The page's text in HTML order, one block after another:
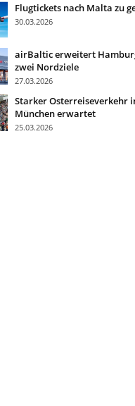
Flugtickets nach Malta zu
30.03.2026
airBaltic erweitert
zwei Nordziele
27.03.2026
Starker Osterreiseverkehr
München erwartet
25.03.2026